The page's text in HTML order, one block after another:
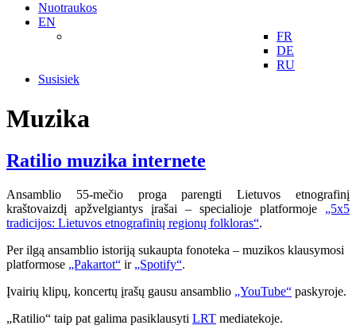
Nuotraukos
EN
FR
DE
RU
Susisiek
Muzika
Ratilio muzika internete
Ansamblio 55-mečio proga parengti Lietuvos etnografinį
kraštovaizdį apžvelgiantys įrašai – specialioje platformoje „5x5
tradicijos: Lietuvos etnografinių regionų folkloras“.
Per ilgą ansamblio istoriją sukaupta fonoteka – muzikos klausymosi
platformose „Pakartot“ ir „Spotify“.
Įvairių klipų, koncertų įrašų gausu ansamblio „YouTube“ paskyroje.
„Ratilio“ taip pat galima pasiklausyti LRT mediatekoje.